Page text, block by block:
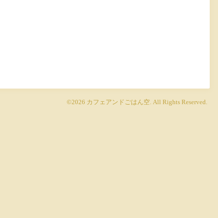
©2026 カフェアンドごはん空. All Rights Reserved.